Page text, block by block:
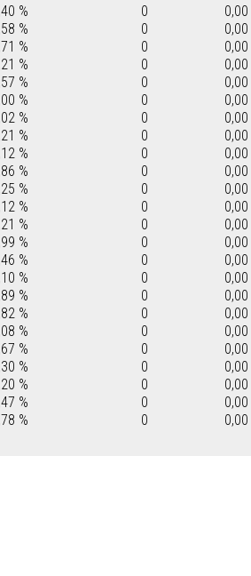
% 0
0,00
% 0
0,00
% 0
0,00
% 0
0,00
% 0
0,00
% 0
0,00
% 0
0,00
% 0
0,00
% 0
0,00
% 0
0,00
% 0
0,00
% 0
0,00
% 0
0,00
% 0
0,00
% 0
0,00
% 0
0,00
% 0
0,00
% 0
0,00
% 0
0,00
% 0
0,00
% 0
0,00
% 0
0,00
% 0
0,00
% 0 0,00